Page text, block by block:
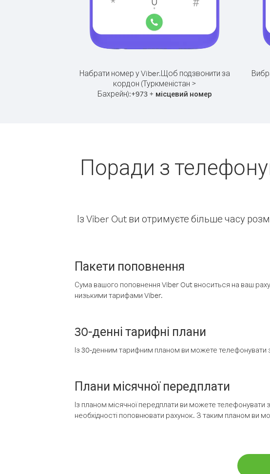
Набрати номер у Viber.Щоб подзвонити за
кордон (Туркменістан >
Бахрейн):+973+ місцевий номер
Поради з
Із Viber Out ви отримуєте більше часу
Пакети поповнення
Сума вашого поповнення Viber Out вноситься на ваш
низькими тарифами Viber.
30-денні тарифні плани
Із 30-денним тарифним планом ви можете телефонувати
Плани місячної передплати
Із планом місячної передплати ви можете
необхідності поповнювати рахунок. З таким планом ви